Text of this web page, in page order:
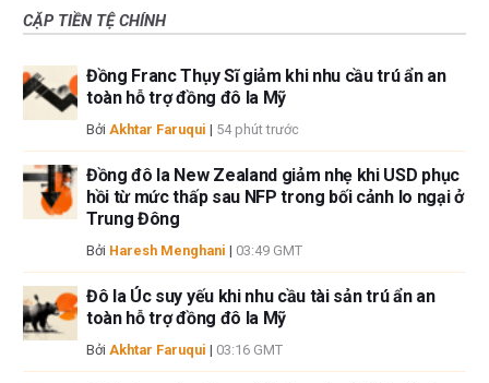
CẶP TIỀN TỆ CHÍNH
Đồng Franc Thụy Sĩ giảm khi nhu cầu trú ẩn an
toàn hỗ trợ đồng đô la Mỹ
Bởi Akhtar Faruqui | 54 phút trước
Đồng đô la New Zealand giảm nhẹ khi USD phục
hồi từ mức thấp sau NFP trong bối cảnh lo ngại ở
Trung Đông
Bởi Haresh Menghani | 03:49 GMT
Đô la Úc suy yếu khi nhu cầu tài sản trú ẩn an
toàn hỗ trợ đồng đô la Mỹ
Bởi Akhtar Faruqui | 03:16 GMT